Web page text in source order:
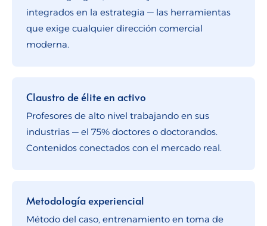
integrados en la estrategia — las herramientas
que exige cualquier dirección comercial
moderna.
Claustro de élite en activo
Profesores de alto nivel trabajando en sus
industrias — el 75% doctores o doctorandos.
Contenidos conectados con el mercado real.
Metodología experiencial
Método del caso, entrenamiento en toma de